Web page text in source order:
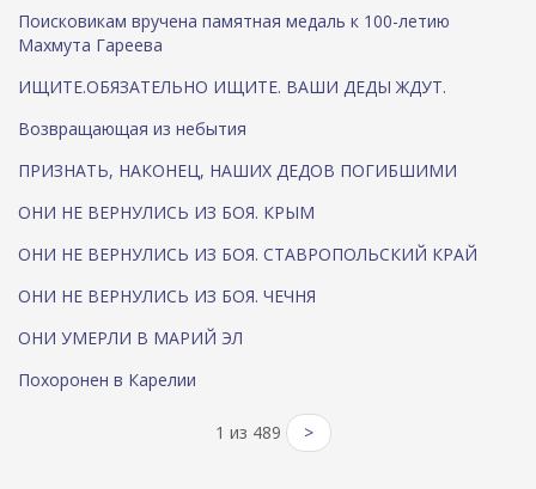
Поисковикам вручена памятная медаль к 100-летию
Махмута Гареева
ИЩИТЕ.ОБЯЗАТЕЛЬНО ИЩИТЕ. ВАШИ ДЕДЫ ЖДУТ.
Возвращающая из небытия
ПРИЗНАТЬ, НАКОНЕЦ, НАШИХ ДЕДОВ ПОГИБШИМИ
ОНИ НЕ ВЕРНУЛИСЬ ИЗ БОЯ. КРЫМ
ОНИ НЕ ВЕРНУЛИСЬ ИЗ БОЯ. СТАВРОПОЛЬСКИЙ КРАЙ
ОНИ НЕ ВЕРНУЛИСЬ ИЗ БОЯ. ЧЕЧНЯ
ОНИ УМЕРЛИ В МАРИЙ ЭЛ
Похоронен в Карелии
1 из 489 >